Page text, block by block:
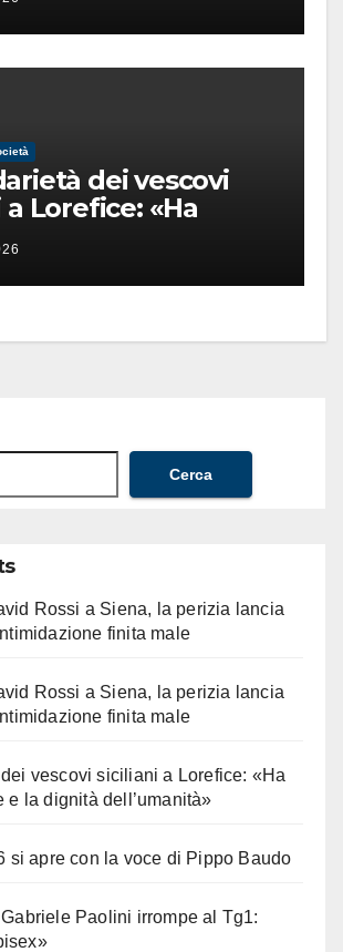
dei vescovi
Lorefice: «Ha
valore e la dignità
Cerca
Rossi a Siena, la perizia lancia
finita male
Rossi a Siena, la perizia lancia
finita male
vescovi siciliani a Lorefice: «Ha
e la dignità dell’umanità»
si apre con la voce di Pippo Baudo
Gabriele Paolini irrompe al Tg1: